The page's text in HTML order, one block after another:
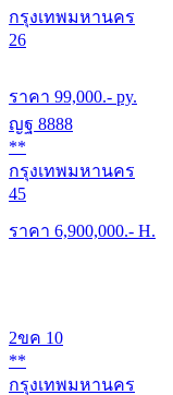
กรุงเทพมหานคร
26
ราคา 99,000.- py.
ญฐ 8888
**
กรุงเทพมหานคร
45
ราคา 6,900,000.- H.
2ขค 10
**
กรุงเทพมหานคร